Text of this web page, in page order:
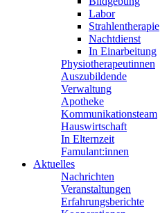
Labor
Strahlentherapie
Nachtdienst
In Einarbeitung
Physiotherapeutinnen
Auszubildende
Verwaltung
Apotheke
Kommunikationsteam
Hauswirtschaft
In Elternzeit
Famulant:innen
Aktuelles
Nachrichten
Veranstaltungen
Erfahrungsberichte